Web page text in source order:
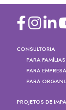
CONSULTORIA
PARA FAMÍLIAS
PARA
PARA
PROJETOS DE